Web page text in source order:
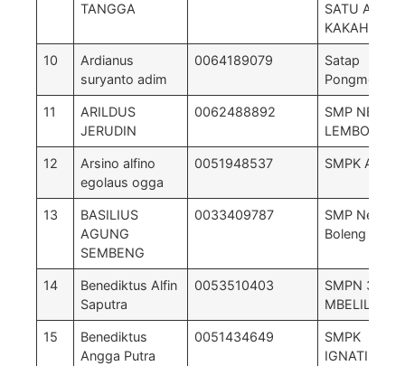
TANGGA
SATU ATAP
KAKAHA
10
Ardianus
suryanto adim
0064189079
Satap
Pongmeleng
11
ARILDUS
JERUDIN
0062488892
SMP NEGRI
LEMBOR
12
Arsino alfino
egolaus ogga
0051948537 SMPK
13
BASILIUS
AGUNG
SEMBENG
0033409787
SMP Negri 2
Boleng
14
Benediktus Alfin
Saputra
0053510403
SMPN 3
MBELILING
15
Benediktus
Angga Putra
0051434649
SMPK ST.
IGNATIUS